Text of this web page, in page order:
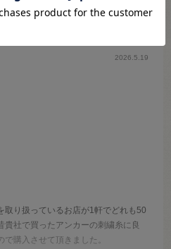
表示：新しい順
2026.5.19
取り扱っているお店が1軒でどれも50
貴社で買ったアンカーの刺繍糸に良
購入させて頂きました。